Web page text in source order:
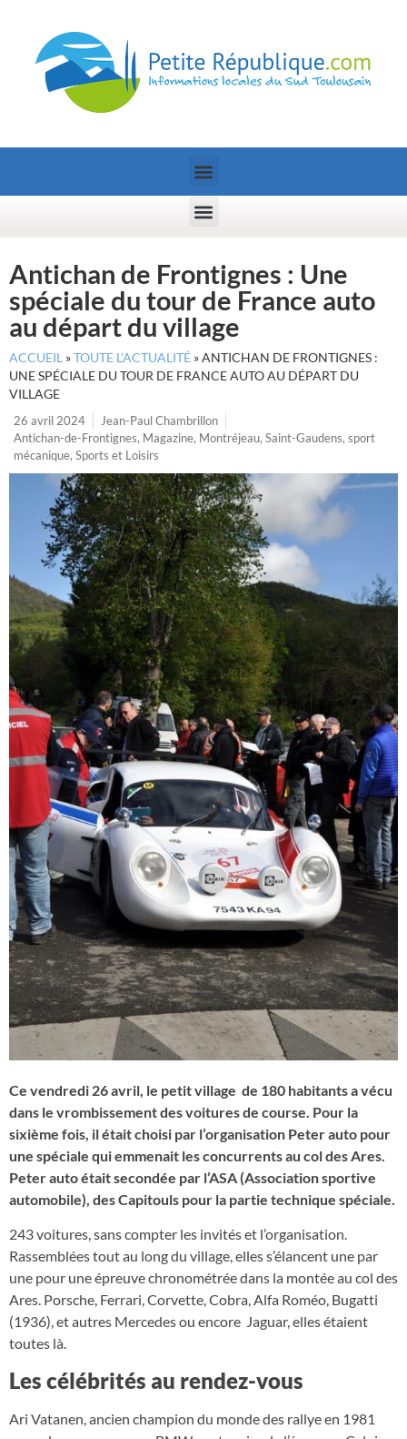
Antichan de Frontignes : Une
spéciale du tour de France auto
au départ du village
ACCUEIL »TOUTE L’ACTUALITÉ »ANTICHAN DE FRONTIGNES :
UNE SPÉCIALE DU TOUR DE FRANCE AUTO AU DÉPART DU
VILLAGE
26 avril 2024
Jean-Paul Chambrillon
Antichan-de-Frontignes, Magazine, Montréjeau, Saint-Gaudens, sport
mécanique, Sports et Loisirs
Ce vendredi 26 avril, le petit village de 180 habitants a vécu
dans le vrombissement des voitures de course. Pour la
sixième fois, il était choisi par l’organisation Peter auto pour
une spéciale qui emmenait les concurrents au col des Ares.
Peter auto était secondée par l’ASA (Association sportive
automobile), des Capitouls pour la partie technique spéciale.
243 voitures, sans compter les invités et l’organisation.
Rassemblées tout au long du village, elles s’élancent une par
une pour une épreuve chronométrée dans la montée au col des
Ares. Porsche, Ferrari, Corvette, Cobra, Alfa Roméo, Bugatti
(1936), et autres Mercedes ou encore Jaguar, elles étaient
toutes là.
Les célébrités au rendez-vous
Ari Vatanen, ancien champion du monde des rallye en 1981